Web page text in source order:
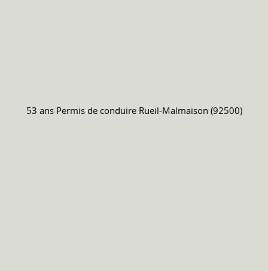
53 ans Permis de conduire Rueil-Malmaison (92500)